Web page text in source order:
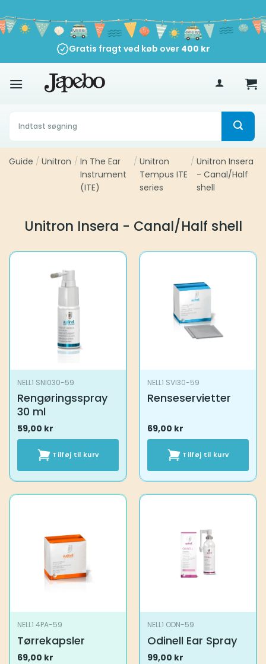
til
indhold
Gratis fragt ved køb over 400 kr
Søg
efter:
Guide / Unitron / In The Ear
Instrument
(ITE)
/ Unitron
Tempus ITE
series
/ Unitron Insera
- Canal/Half
shell
Unitron Insera - Canal/Half shell
NELL1 SNI030-59
Rengøringsspray
30 ml
59,00 kr
Tilføj til kurv
NELL1 SVI30-59
Renseservietter
69,00 kr
Tilføj til kurv
NELL1 4PA-59
Tørrekapsler
69,00 kr
NELL1 ODN-59
Odinell Ear Spray
99,00 kr